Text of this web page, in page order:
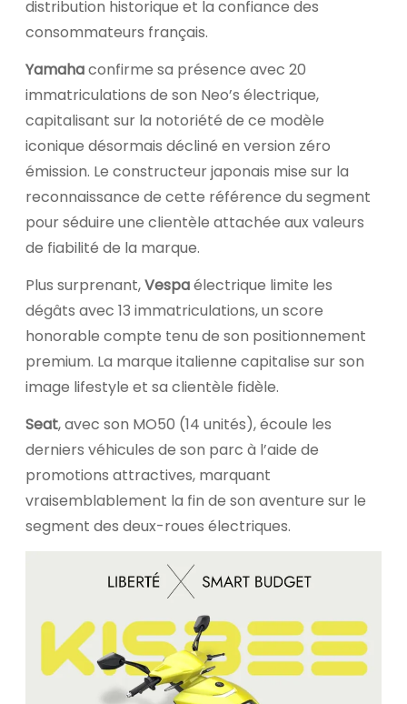
distribution historique et la confiance des
consommateurs français.
Yamahaconfirme sa présence avec 20
immatriculations de son Neo’s électrique,
capitalisant sur la notoriété de ce modèle
iconique désormais décliné en version zéro
émission. Le constructeur japonais mise sur la
reconnaissance de cette référence du segment
pour séduire une clientèle attachée aux valeurs
de fiabilité de la marque.
Plus surprenant,Vespaélectrique limite les
dégâts avec 13 immatriculations, un score
honorable compte tenu de son positionnement
premium. La marque italienne capitalise sur son
image lifestyle et sa clientèle fidèle.
Seat, avec son MO50 (14 unités), écoule les
derniers véhicules de son parc à l’aide de
promotions attractives, marquant
vraisemblablement la fin de son aventure sur le
segment des deux-roues électriques.